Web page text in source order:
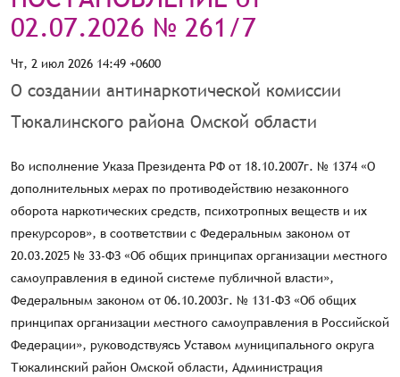
02.07.2026 № 261/7
Чт, 2 июл 2026 14:49 +0600
О создании антинаркотической комиссии
Тюкалинского района Омской области
Во исполнение Указа Президента РФ от 18.10.2007г. № 1374 «О
дополнительных мерах по противодействию незаконного
оборота наркотических средств, психотропных веществ и их
прекурсоров», в соответствии с Федеральным законом от
20.03.2025 № 33-ФЗ «Об общих принципах организации местного
самоуправления в единой системе публичной власти»,
Федеральным законом от 06.10.2003г. № 131-ФЗ «Об общих
принципах организации местного самоуправления в Российской
Федерации», руководствуясь Уставом муниципального округа
Тюкалинский район Омской области, Администрация